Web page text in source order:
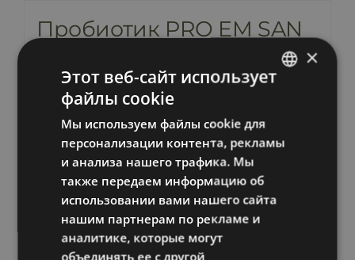
Пробиотик PRO EM SAN
44,00€ включает НДС
В корзину Информация
RUSSIAN
LATVIAN
×
Этот веб-сайт использует
файлы cookie
Мы используем файлы cookie для
персонализации контента, рекламы
и анализа нашего трафика. Мы
также передаем информацию об
использовании вами нашего сайта
нашим партнерам по рекламе и
аналитике, которые могут
объединять ее с другой